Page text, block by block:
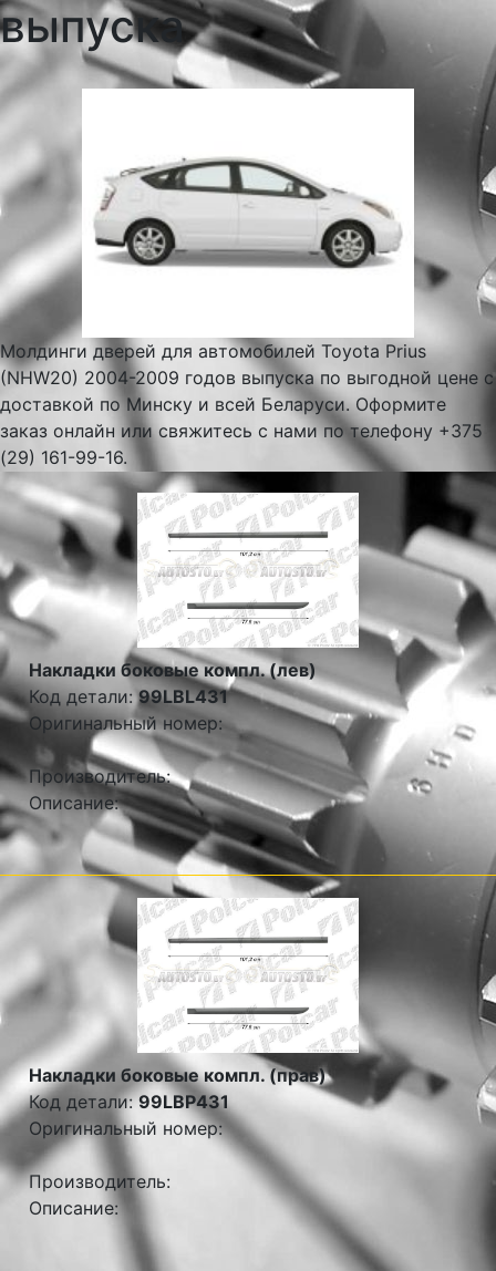
выпуска
Молдинги дверей для автомобилей Toyota Prius
(NHW20) 2004-2009 годов выпуска по выгодной цене с
доставкой по Минску и всей Беларуси. Оформите
заказ онлайн или свяжитесь с нами по телефону +375
(29) 161-99-16.
Накладки боковые компл. (лев)
Код детали:99LBL431
Оригинальный номер:
Производитель:
Описание:
Накладки боковые компл. (прав)
Код детали:99LBP431
Оригинальный номер:
Производитель:
Описание: